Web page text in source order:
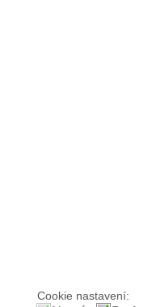
Cookie nastavení: